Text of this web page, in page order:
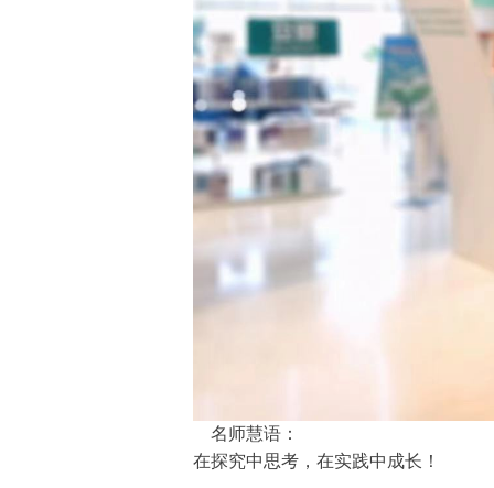
名师慧语：
在探究中思考，在实践中成长！